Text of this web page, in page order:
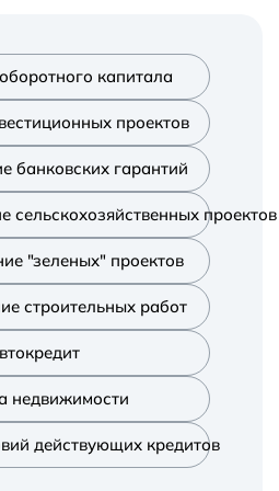
капитала
проектов
банковских гарантий
сельскохозяйственных проектов
"зеленых" проектов
строительных работ
недвижимости
действующих кредитов